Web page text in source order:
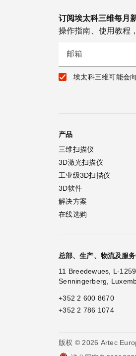
订阅埃太科三维每月
操作指南、使用教程
邮箱
埃太科三维可能会
产品
三维扫描仪
3D激光扫描仪
工业级3D扫描仪
3D软件
解决方案
在线选购
总部、生产、物流及服
11 Breedewues, L-1259
Senningerberg,
+352 2 600 8670
+352 2 786 1074
版权 © 2026 Artec